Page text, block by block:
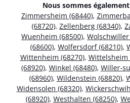
Nous sommes
Zimmersheim (68440),
(68720), Zellenberg (68340),
Wuenheim (68500), Wolschwiller
(68600), Wolfersdorf (68210),
Wittenheim (68270), Wittelsheim
(68920), Winkel (68480), Willer-
(68960), Wildenstein (68820),
Widensolen (68320),
(68920), Westhalten (68250),